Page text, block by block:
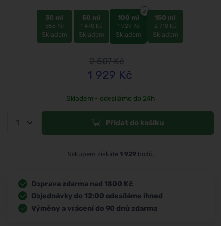
30 ml
855 Kč
Skladem
50 ml
1 470 Kč
Skladem
100 ml
1 929 Kč
Skladem
150 ml
2 718 Kč
Skladem
2 507Kč
1 929 Kč
Skladem - odesíláme do 24h
Přidat do košíku
Nákupem získáte 1 929bodů.
Doprava zdarma nad 1800 Kč
Objednávky do 12:00 odesíláme ihned
Výměny a vrácení do 90 dnů zdarma